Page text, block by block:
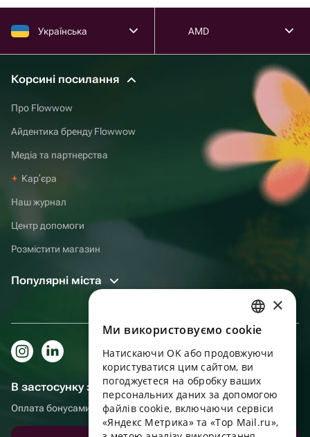
Українська AMD
Корсині посилання
Про Flowwow
Айдентика бренду Flowwow
Медіа та партнерства
Карʼєра
Наш журнал
Центр допомоги
Розмістити магазин
Популярні міста
В застосунку зручніше!
Оплата бонусами, самовивіз, зручний чат підтримки
RUSSIAN
ENGLISH
UKRAINIAN
PORTUGUESE
SPANISH
×
Ми використовуємо cookie
Натискаючи OK або продовжуючи
користуватися цим сайтом, ви
погоджуєтеся на обробку ваших
персональних даних за допомогою
файлів cookie, включаючи сервіси
«Яндекс Метрика» та «Top Mail.ru»,